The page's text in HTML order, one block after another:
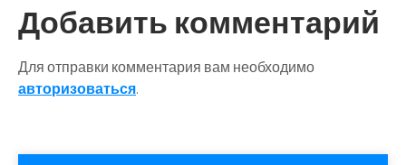
Добавить комментарий
Для отправки комментария вам необходимо
авторизоваться.